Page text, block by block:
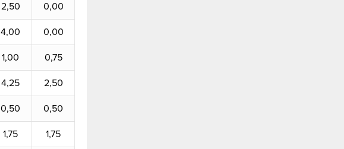
2,50 0,00
4,00 0,00
1,00 0,75
4,25 2,50
0,50 0,50
1,75 1,75